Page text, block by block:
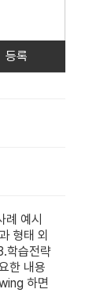
등록
예시
형태 외
학습전략
한 내용
하면